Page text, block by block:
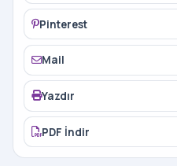
Pinterest
Mail
Yazdır
PDF İndir